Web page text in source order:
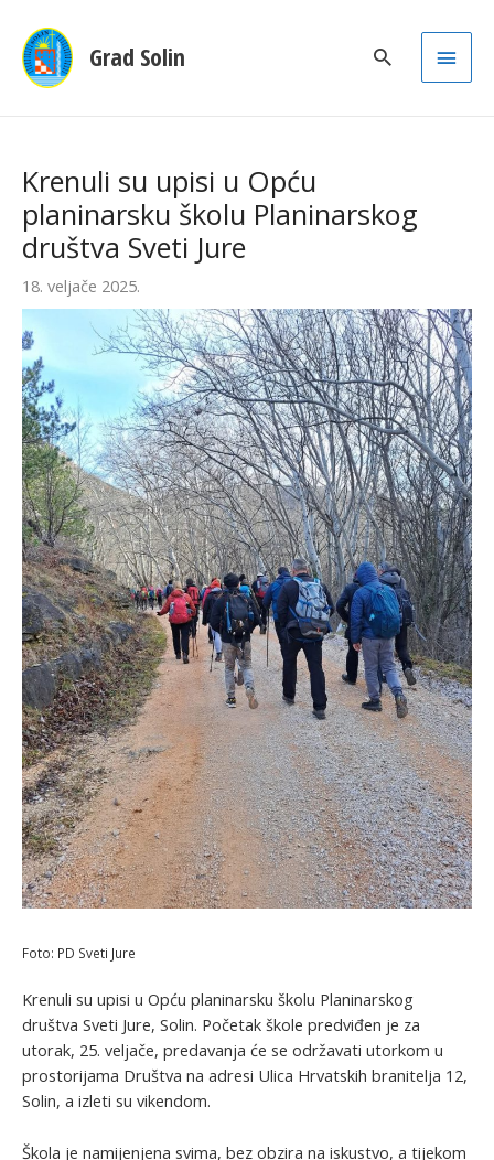
Grad Solin
Main
Krenuli su upisi u Opću
planinarsku školu Planinarskog
društva Sveti Jure
18. veljače 2025.
Foto: PD Sveti Jure
Krenuli su upisi u Opću planinarsku školu Planinarskog
društva Sveti Jure, Solin. Početak škole predviđen je za
utorak, 25. veljače, predavanja će se održavati utorkom u
prostorijama Društva na adresi Ulica Hrvatskih branitelja 12,
Solin, a izleti su vikendom.
Škola je namijenjena svima, bez obzira na iskustvo, a tijekom